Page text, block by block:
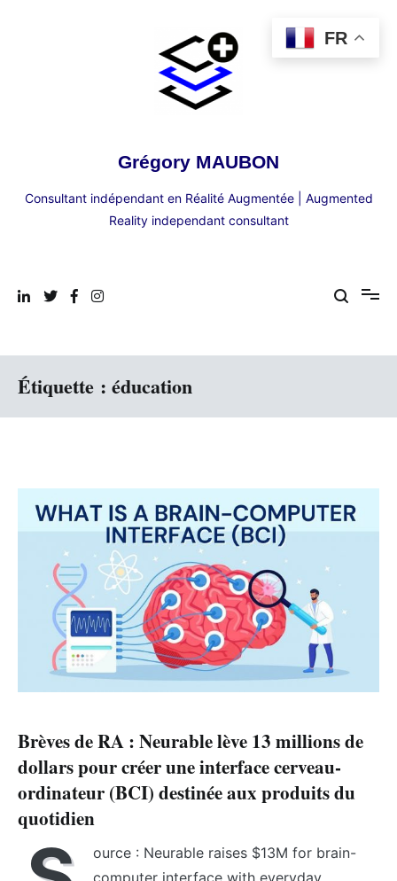
Grégory MAUBON
Consultant indépendant en Réalité Augmentée | Augmented
Reality independant consultant
Étiquette : éducation
Brèves de RA : Neurable lève 13 millions de
dollars pour créer une interface cerveau-
ordinateur (BCI) destinée aux produits du
quotidien
ource : Neurable raises $13M for brain-
computer interface with everyday
FR